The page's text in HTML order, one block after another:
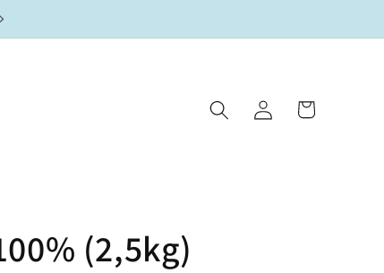
InloggenWinkelwagen
(2,5kg)